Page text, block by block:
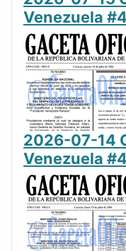
Venezuela
2026-07-14
Venezuela